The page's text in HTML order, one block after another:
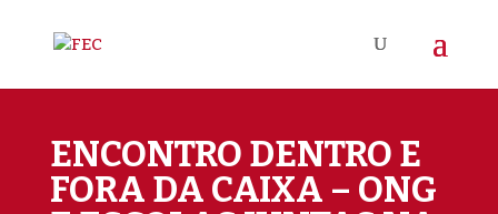
ENCONTRO DENTRO E
FORA DA CAIXA – ONG